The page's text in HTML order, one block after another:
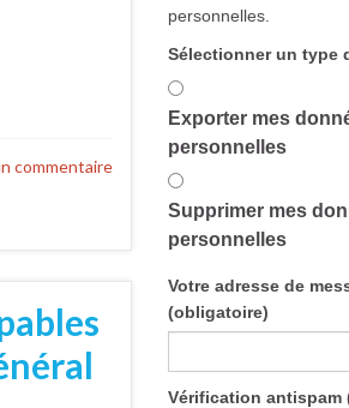
commentaire
personnelles.
Sélectionner un type
Exporter mes
personnelles
Supprimer mes
personnelles
Votre adresse de
(obligatoire)
Vérification antispam